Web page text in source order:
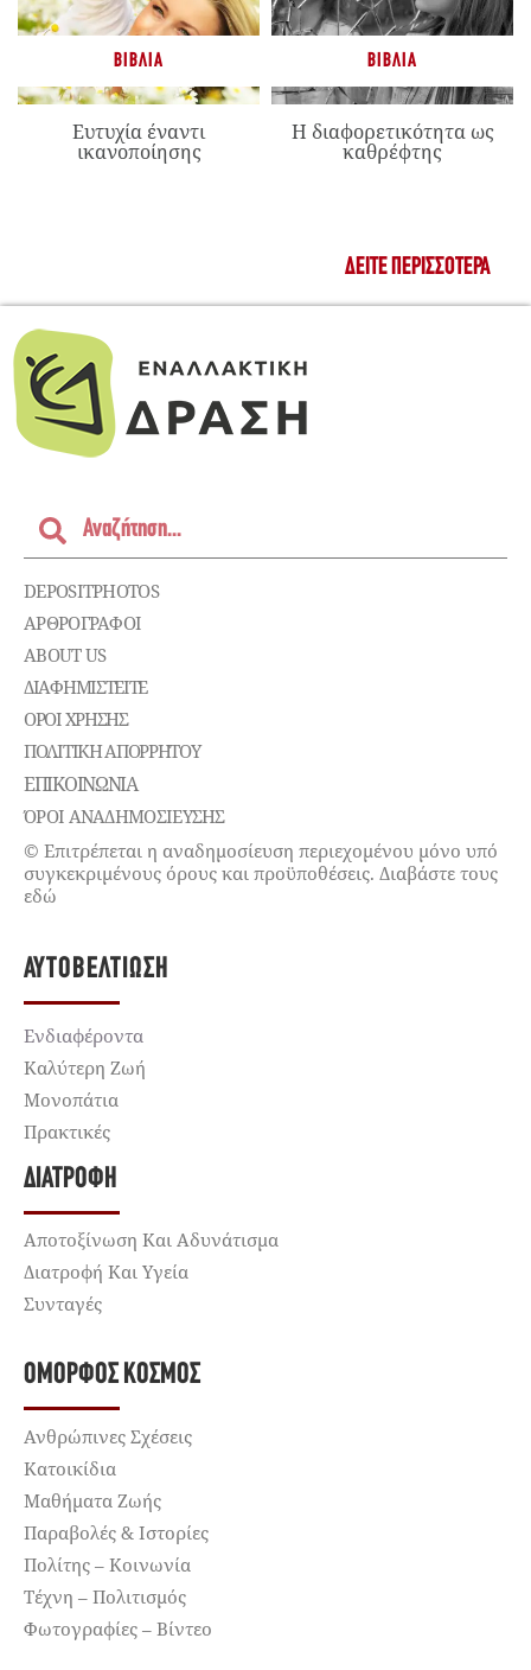
ΒΙΒΛΊΑ
Ευτυχία έναντι
ικανοποίησης
ΒΙΒΛΊΑ
Η διαφορετικότητα ως
καθρέφτης
ΔΕΊΤΕ ΠΕΡΙΣΣΌΤΕΡΑ
DEPOSITPHOTOS
ΑΡΘΡΟΓΡΑΦΟΙ
ABOUT US
ΔΙΑΦΗΜΙΣΤΕΊΤΕ
ΌΡΟΙ ΧΡΉΣΗΣ
ΠΟΛΙΤΙΚΉ ΑΠΟΡΡΉΤΟΥ
ΕΠΙΚΟΙΝΩΝΊΑ
ΌΡΟΙ ΑΝΑΔΗΜΟΣΙΕΥΣΗΣ
© Επιτρέπεται η αναδημοσίευση περιεχομένου μόνο υπό
συγκεκριμένους όρους και προϋποθέσεις. Διαβάστε τους
εδώ
ΑΥΤΟΒΕΛΤΊΩΣΗ
Ενδιαφέροντα
Καλύτερη Ζωή
Μονοπάτια
Πρακτικές
ΔΙΑΤΡΟΦΉ
Αποτοξίνωση Και Αδυνάτισμα
Διατροφή Και Υγεία
Συνταγές
ΌΜΟΡΦΟΣ ΚΌΣΜΟΣ
Ανθρώπινες Σχέσεις
Κατοικίδια
Μαθήματα Ζωής
Παραβολές & Ιστορίες
Πολίτης – Κοινωνία
Τέχνη – Πολιτισμός
Φωτογραφίες – Βίντεο